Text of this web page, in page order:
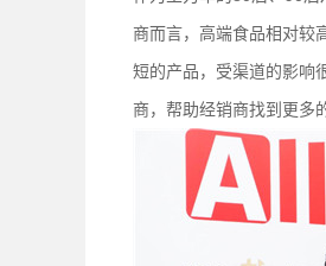
商而言，高端食品相对较
短的产品，受渠道的影响
商，帮助经销商找到更多